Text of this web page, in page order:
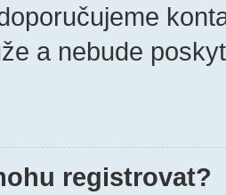
a nebude
registrovat?